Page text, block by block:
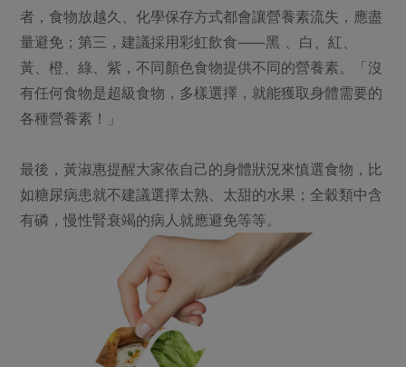
者，食物放越久、化學保存方式都會讓營養素流失，應盡
量避免；第三，建議採用彩虹飲食⸺黑 、白、紅、
黃、橙、綠、紫，不同顏色食物提供不同的營養素。「沒
有任何食物是超級食物，多樣選擇，就能獲取身體需要的
各種營養素！」
最後，黃淑惠提醒大家依自己的身體狀況來慎選食物，比
如糖尿病患就不建議選擇太熟、太甜的水果；全穀類中含
有磷，慢性腎衰竭的病人就應避免等等。